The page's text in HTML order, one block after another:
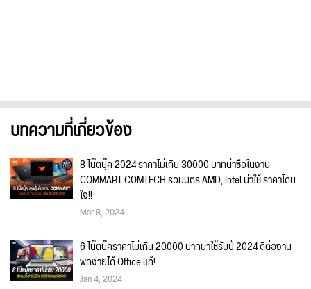
บทความที่เกี่ยวข้อง
8 โน๊ตบุ๊ค 2024 ราคาไม่เกิน 30000 บาทน่าซื้อในงาน
COMMART COMTECH รวมมิตร AMD, Intel น่าใช้ ราคาโดน
ใจ!!
Mar 8, 2024
6 โน๊ตบุ๊คราคาไม่เกิน 20000 บาทน่าใช้รับปี 2024 ดีต่องาน
พกง่ายได้ Office แท้!
Jan 4, 2024